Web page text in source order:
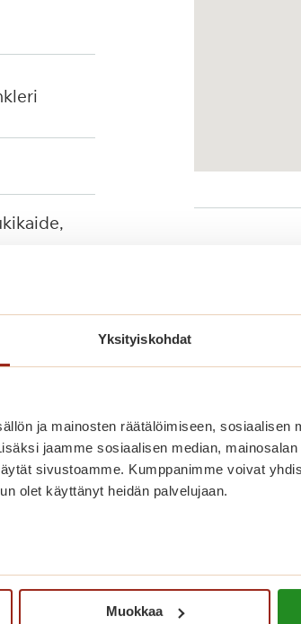
Yksityiskohdat
ja mainosten räätälöimiseen, sosiaalisen
jaamme sosiaalisen median,
sivustoamme. Kumppanimme voivat
olet käyttänyt heidän palvelujaan.
Muokkaa
Julkinen